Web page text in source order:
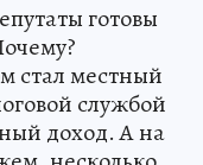
готовы
стал местный
службой
доход. А на